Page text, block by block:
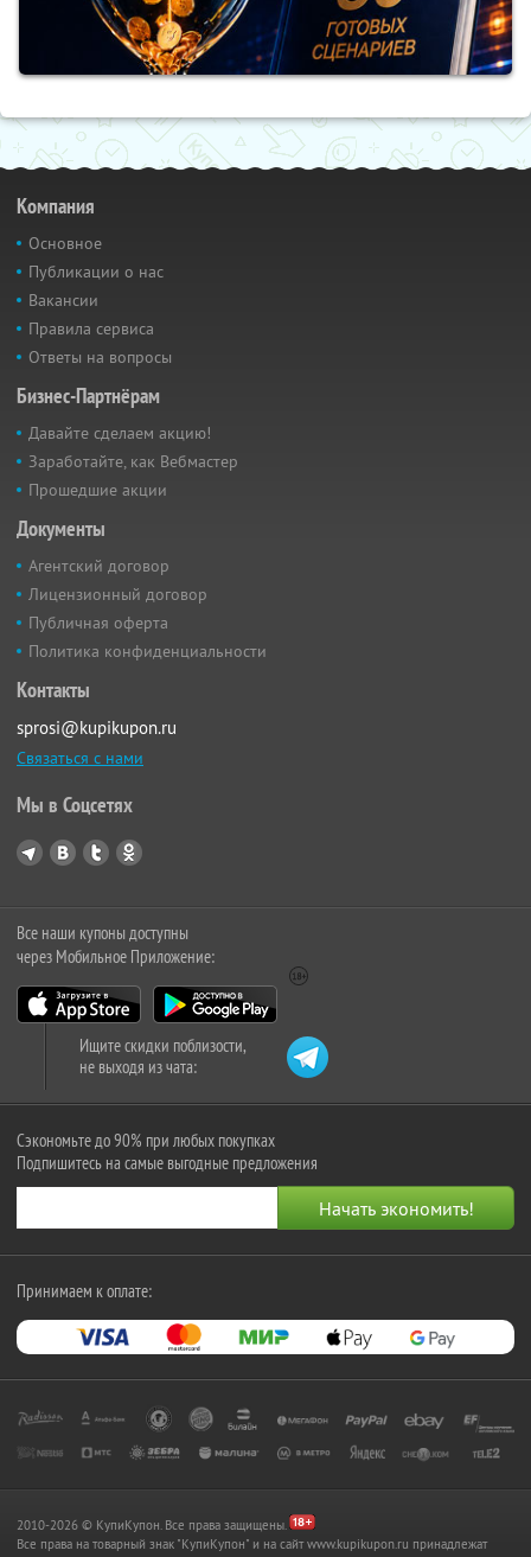
Компания
Основное
Публикации о нас
Вакансии
Правила сервиса
Ответы на вопросы
Бизнес-Партнёрам
Давайте сделаем акцию!
Заработайте, как Вебмастер
Прошедшие акции
Документы
Агентский договор
Лицензионный договор
Публичная оферта
Политика конфиденциальности
Контакты
sprosi@kupikupon.ru
Связаться с нами
Мы в Соцсетях
Все наши купоны доступны
через Мобильное Приложение:
Ищите скидки поблизости,
не выходя из чата:
Сэкономьте до 90% при любых покупках
Подпишитесь на самые выгодные предложения
Принимаем к оплате:
2010-2026 © КупиКупон. Все права защищены.
Все права на товарный знак "КупиКупон" и на сайт www.kupikupon.ru принадлежат